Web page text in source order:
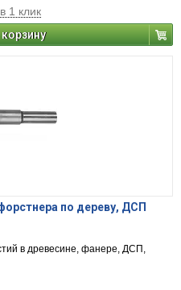
1 клик
по дереву, ДСП
в древесине, фанере, ДСП,